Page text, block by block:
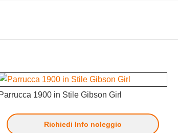
Parrucca 1900 in Stile Gibson Girl
Richiedi Info noleggio